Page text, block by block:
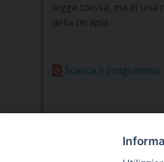
legge stessa, ma di
della terapia.
Scarica il programma
Seminario Vescovile di